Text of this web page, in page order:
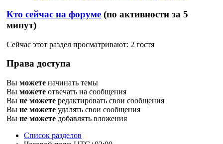
Кто сейчас на форуме (по активности за 5
минут)
Сейчас этот раздел просматривают: 2 гостя
Права доступа
Вы можете начинать темы
Вы можете отвечать на сообщения
Вы не можете редактировать свои сообщения
Вы не можете удалять свои сообщения
Вы не можете добавлять вложения
Список разделов